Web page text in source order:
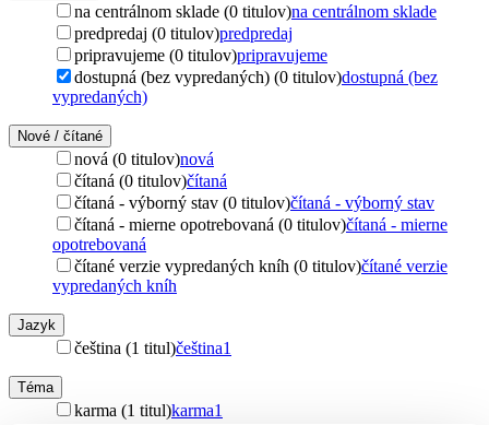
na centrálnom sklade (0 titulov)na centrálnom sklade
predpredaj (0 titulov)predpredaj
pripravujeme (0 titulov)pripravujeme
dostupná (bez vypredaných) (0 titulov)dostupná (bez
vypredaných)
Nové / čítané
nová (0 titulov)nová
čítaná (0 titulov)čítaná
čítaná - výborný stav (0 titulov)čítaná - výborný stav
čítaná - mierne opotrebovaná (0 titulov)čítaná - mierne
opotrebovaná
čítané verzie vypredaných kníh (0 titulov)čítané verzie
vypredaných kníh
Jazyk
čeština (1 titul)čeština1
Téma
karma (1 titul)karma1